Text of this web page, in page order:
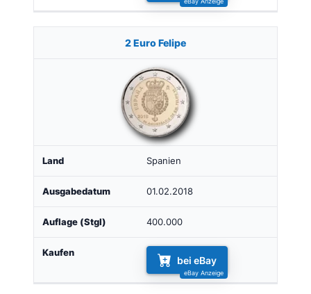
2 Euro Felipe
Spanien
01.02.2018
400.000
bei eBay